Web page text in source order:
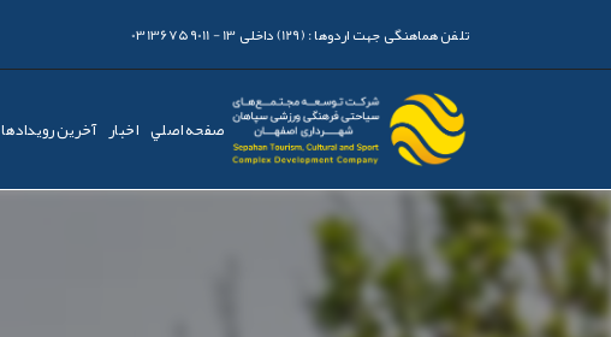
تلفن هماهنگی جهت اردوها :(129) داخلی 13 - 03136759011
صفحه اصلي اخبار آخرین رویدادها